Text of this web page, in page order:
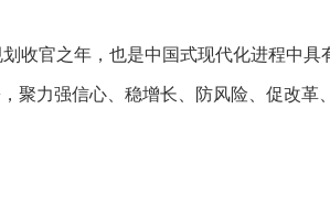
划收官之年，也是中国式现代化进程中
聚力强信心、稳增长、防风险、促改